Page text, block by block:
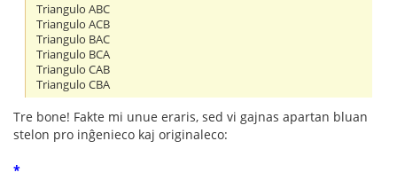
Triangulo ABC
Triangulo ACB
Triangulo BAC
Triangulo BCA
Triangulo CAB
Triangulo CBA
Tre bone! Fakte mi unue eraris, sed vi gajnas apartan bluan
stelon pro inĝenieco kaj originaleco:
*